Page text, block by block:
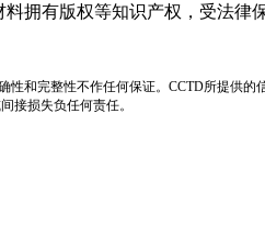
拥有版权等知识产权，受法
和完整性不作任何保证。CCTD所提供
接损失负任何责任。